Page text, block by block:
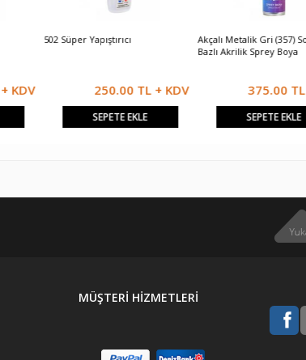
502 Süper Yapıştırıcı
250.00 TL + KDV
SEPETE EKLE
Akçalı Metalik Gri (357) Solvent
Bazlı Akrilik Sprey Boya
375.00 TL + KDV
SEPETE EKLE
MÜŞTERİ HİZMETLERİ